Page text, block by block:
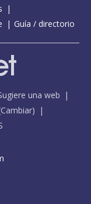
Guía / directorio
una web
Cambiar)